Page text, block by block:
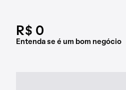
R$ 0
Entenda se é um bom negócio